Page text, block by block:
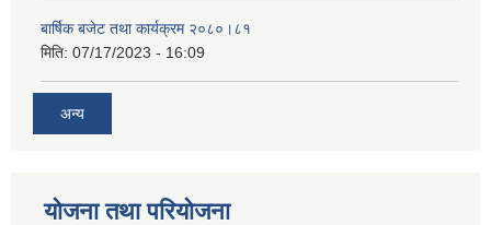
बार्षिक बजेट तथा कार्यक्रम २०८०।८१
मिति: 07/17/2023 - 16:09
अन्य
योजना तथा परियोजना